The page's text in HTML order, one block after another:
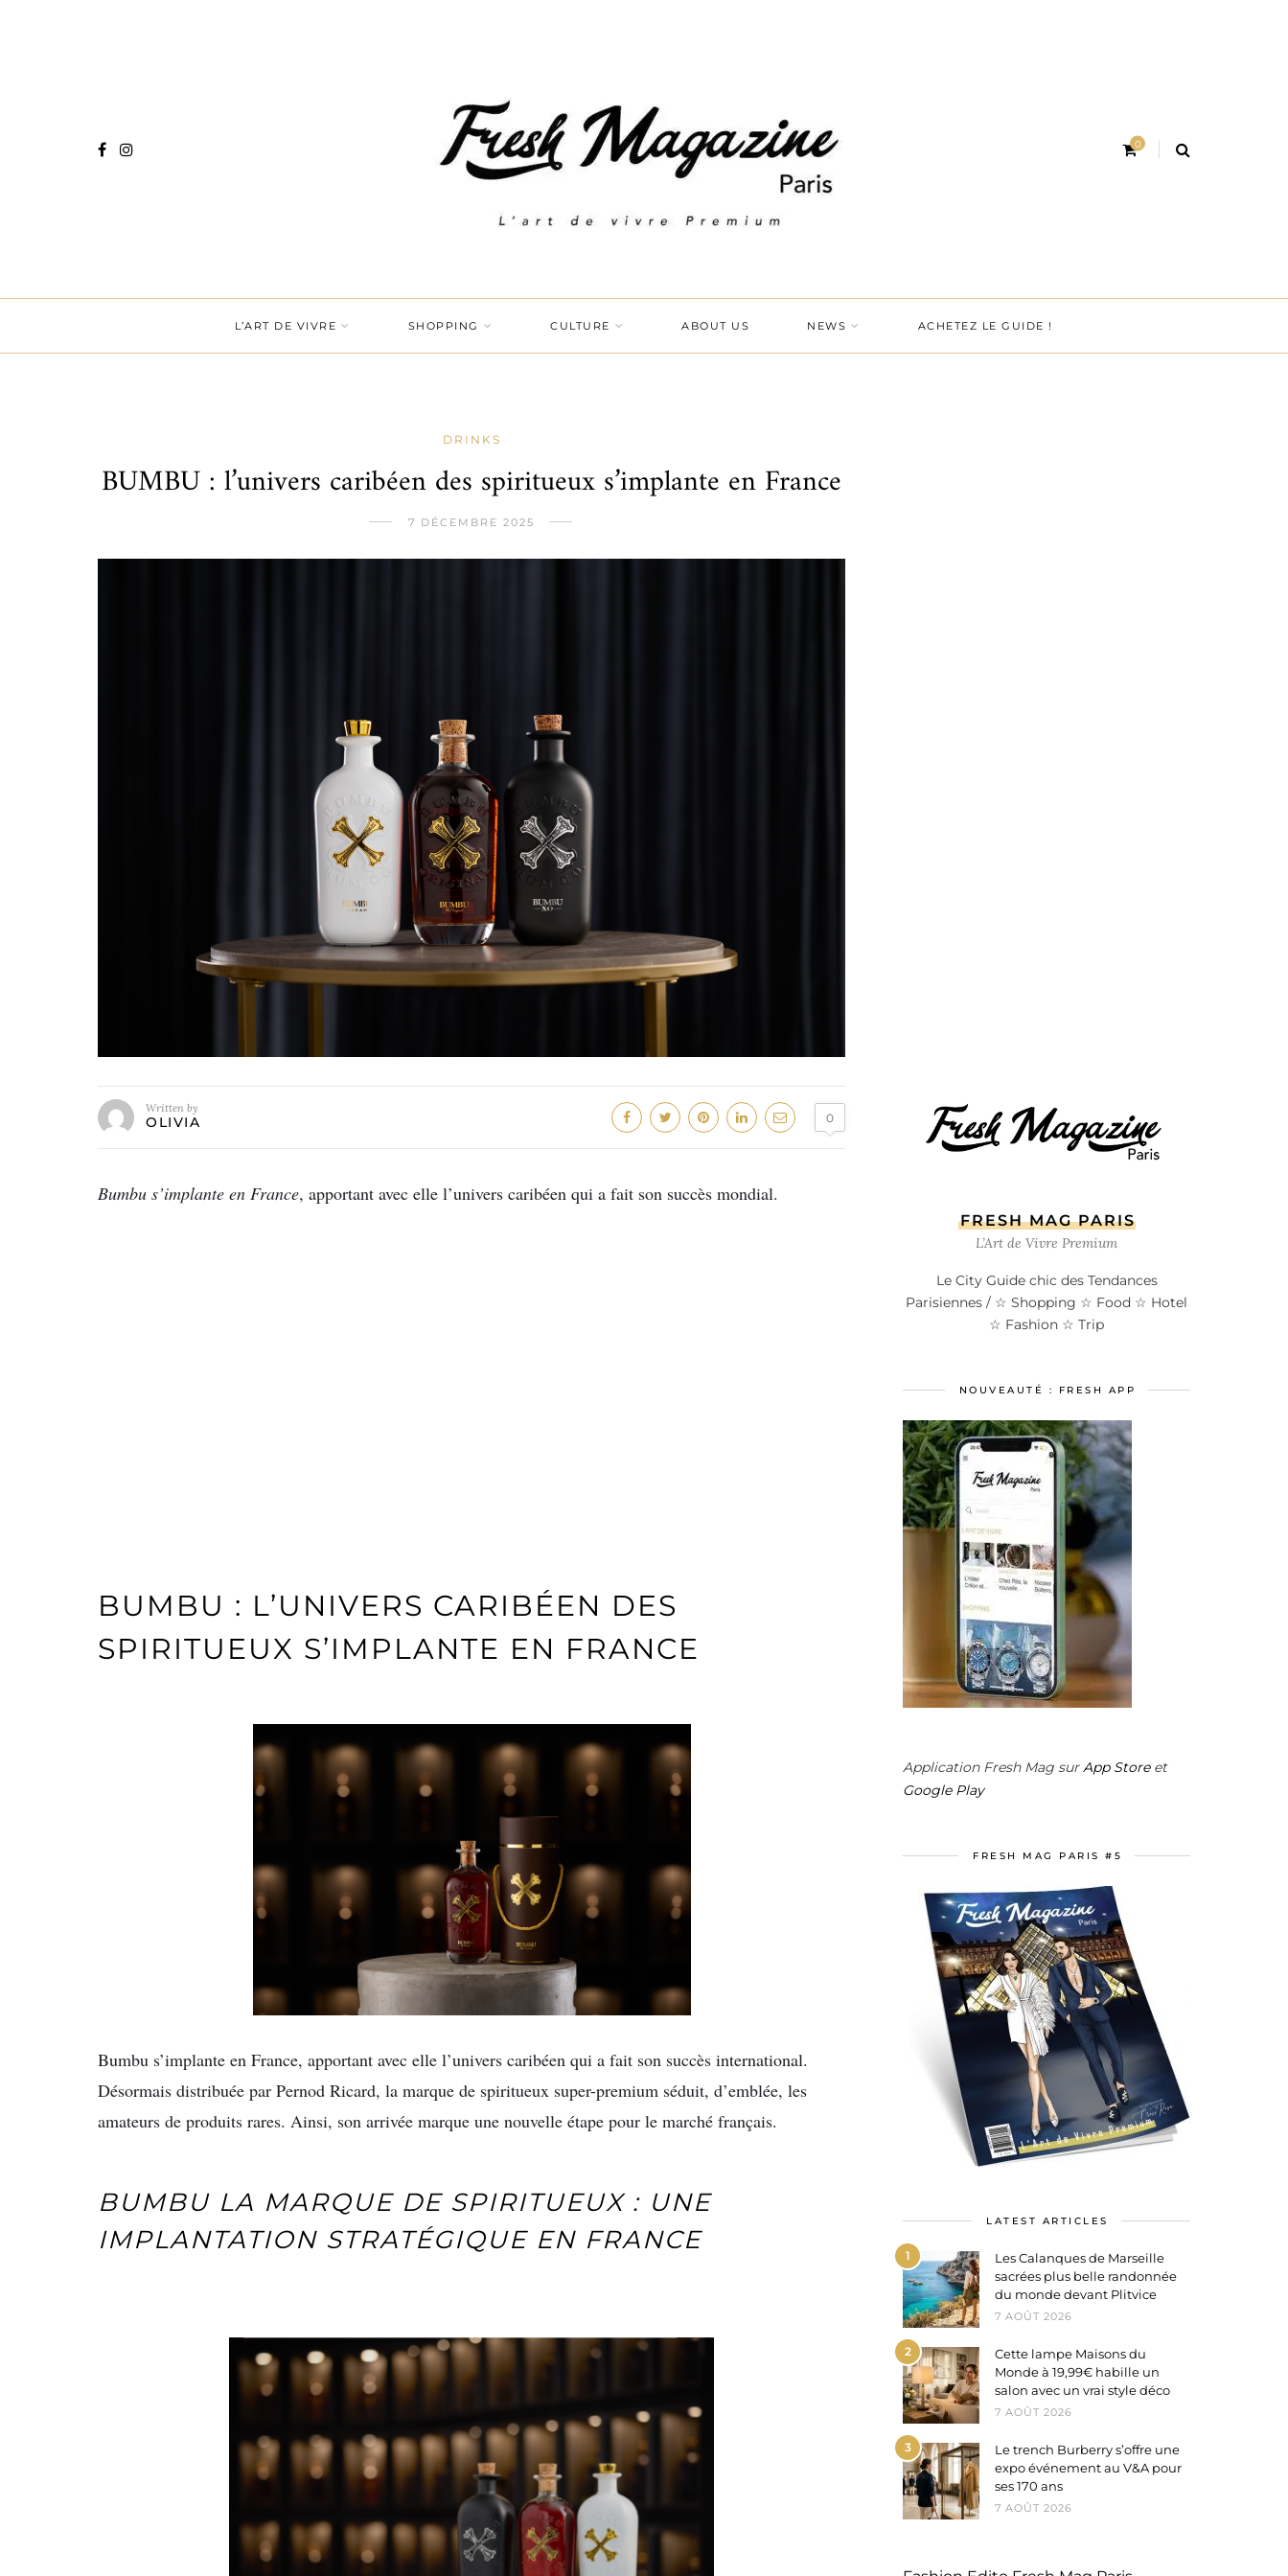
0
L’ART DE VIVRE SHOPPING CULTURE ABOUT US NEWS ACHETEZ LE GUIDE !
DRINKS
BUMBU : l’univers caribéen des spiritueux s’implante en France
7 DÉCEMBRE 2025
Written by
OLIVIA 0
Bumbu s’implante en France, apportant avec elle l’univers caribéen qui a fait son succès mondial.
BUMBU : L’UNIVERS CARIBÉEN DES
SPIRITUEUX S’IMPLANTE EN FRANCE
Bumbu s’implante en France, apportant avec elle l’univers caribéen qui a fait son succès international.
Désormais distribuée par Pernod Ricard, la marque de spiritueux super-premium séduit, d’emblée, les
amateurs de produits rares. Ainsi, son arrivée marque une nouvelle étape pour le marché français.
BUMBU LA MARQUE DE SPIRITUEUX : UNE
IMPLANTATION STRATÉGIQUE EN FRANCE
FRESH MAG PARIS
L’Art de Vivre Premium
Le City Guide chic des Tendances
Parisiennes / ☆ Shopping ☆ Food ☆ Hotel
☆ Fashion ☆ Trip
NOUVEAUTÉ : FRESH APP
Application Fresh Mag surApp Storeet
Google Play
FRESH MAG PARIS #5
LATEST ARTICLES
1
Les Calanques de Marseille
sacrées plus belle randonnée
du monde devant Plitvice
7 AOÛT 2026
2
Cette lampe Maisons du
Monde à 19,99€ habille un
salon avec un vrai style déco
7 AOÛT 2026
3
Le trench Burberry s’offre une
expo événement au V&A pour
ses 170 ans
7 AOÛT 2026